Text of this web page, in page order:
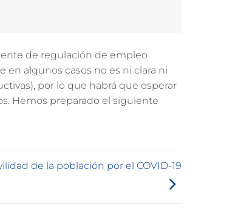
de regulación de empleo
en algunos casos no es ni clara ni
por lo que habrá que esperar
Hemos preparado el siguiente
de la población por el COVID-19